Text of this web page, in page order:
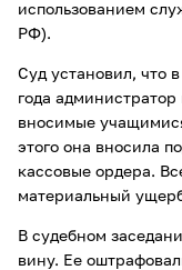
использованием
РФ).
Суд установил, что
года
вносимые
этого она вносила
кассовые ордера.
материальный
В судебном
вину. Ее